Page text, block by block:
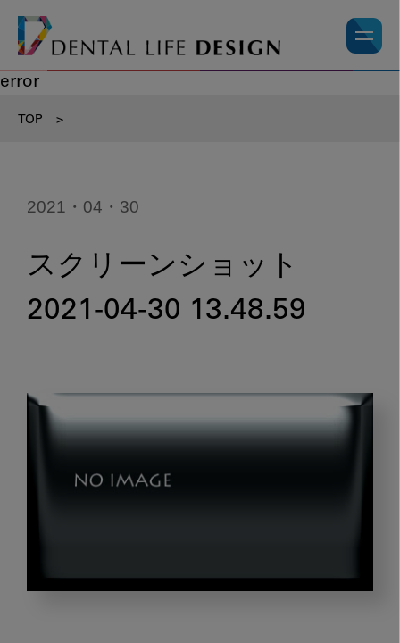
error
TOP >
2021・04・30
スクリーンショット
2021-04-30 13.48.59